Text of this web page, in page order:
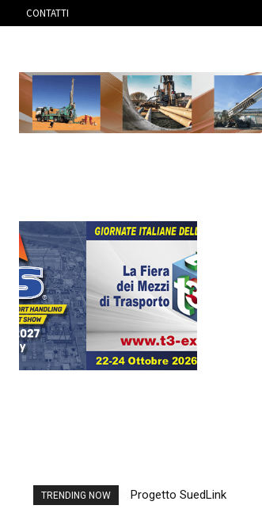
CONTATTI
TRENDING NOW
Progetto SuedLink